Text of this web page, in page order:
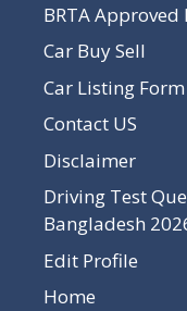
BRTA
Car Buy Sell
Car Listing Form
Contact US
Disclaimer
Driving Test
Bangladesh
Edit Profile
Home